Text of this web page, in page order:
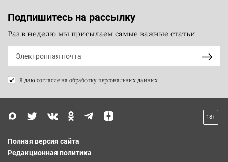
Подпишитесь на рассылку
Раз в неделю мы присылаем самые важные статьи
Я даю согласие на обработку персональных данных
18+
Полная версия сайта
Редакционная политика